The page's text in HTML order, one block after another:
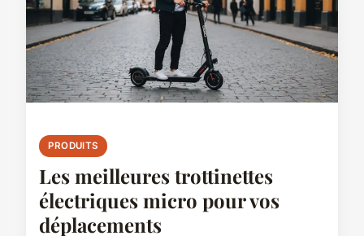
PRODUITS
Les meilleures trottinettes
électriques micro pour vos
déplacements